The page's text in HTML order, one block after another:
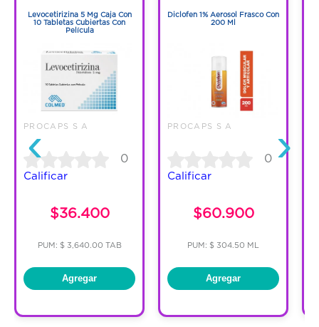
‹
Levocetirizina 5 Mg Caja Con
10 Tabletas Cubiertas Con
Película
PROCAPS S A
0
Calificar
$36.400
PUM: $ 3,640.00 TAB
Agregar
Diclofen 1% Aerosol Frasco Con
200 Ml
PROCAPS S A
0
Calificar
$60.900
PUM: $ 304.50 ML
Agregar
›